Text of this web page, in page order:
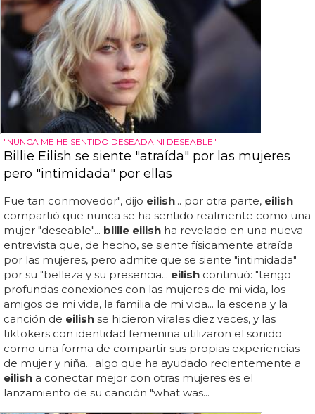
"NUNCA ME HE SENTIDO DESEADA NI DESEABLE"
Billie Eilish se siente "atraída" por las mujeres
pero "intimidada" por ellas
Fue tan conmovedor", dijo eilish... por otra parte, eilish
compartió que nunca se ha sentido realmente como una
mujer "deseable"... billie eilish ha revelado en una nueva
entrevista que, de hecho, se siente físicamente atraída
por las mujeres, pero admite que se siente "intimidada"
por su "belleza y su presencia... eilish continuó: "tengo
profundas conexiones con las mujeres de mi vida, los
amigos de mi vida, la familia de mi vida... la escena y la
canción de eilish se hicieron virales diez veces, y las
tiktokers con identidad femenina utilizaron el sonido
como una forma de compartir sus propias experiencias
de mujer y niña... algo que ha ayudado recientemente a
eilish a conectar mejor con otras mujeres es el
lanzamiento de su canción "what was...